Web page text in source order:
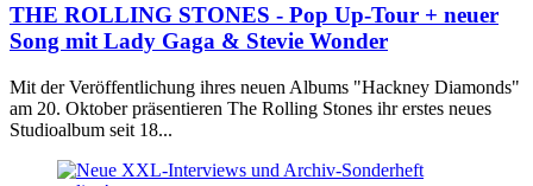
THE ROLLING STONES - Pop Up-Tour + neuer
Song mit Lady Gaga & Stevie Wonder
Mit der Veröffentlichung ihres neuen Albums "Hackney Diamonds"
am 20. Oktober präsentieren The Rolling Stones ihr erstes neues
Studioalbum seit 18...